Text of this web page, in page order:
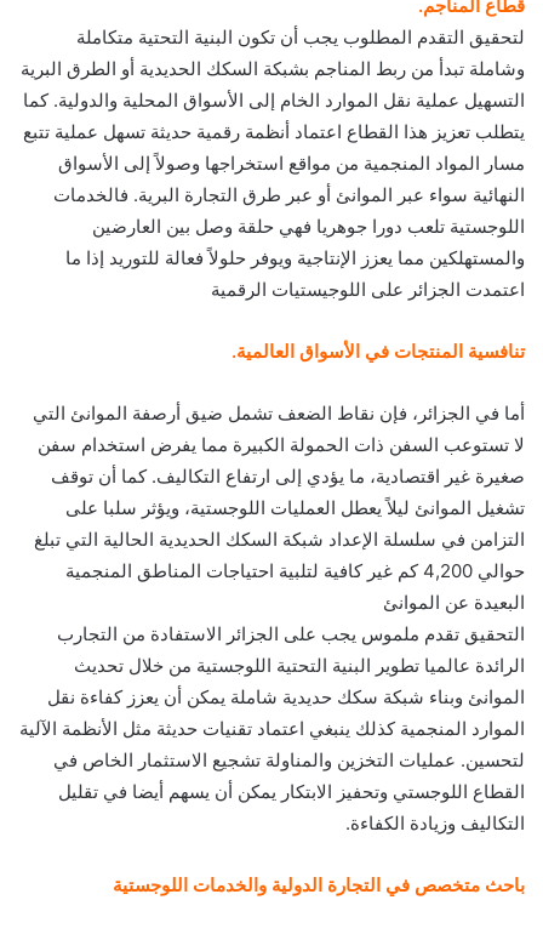
قطاع المناجم.
لتحقيق التقدم المطلوب يجب أن تكون البنية التحتية متكاملة
وشاملة تبدأ من ربط المناجم بشبكة السكك الحديدية أو الطرق البرية
التسهيل عملية نقل الموارد الخام إلى الأسواق المحلية والدولية. كما
يتطلب تعزيز هذا القطاع اعتماد أنظمة رقمية حديثة تسهل عملية تتبع
مسار المواد المنجمية من مواقع استخراجها وصولاً إلى الأسواق
النهائية سواء عبر الموانئ أو عبر طرق التجارة البرية. فالخدمات
اللوجستية تلعب دورا جوهريا فهي حلقة وصل بين العارضين
والمستهلكين مما يعزز الإنتاجية ويوفر حلولاً فعالة للتوريد إذا ما
اعتمدت الجزائر على اللوجيستيات الرقمية
تنافسية المنتجات في الأسواق العالمية.
أما في الجزائر، فإن نقاط الضعف تشمل ضيق أرصفة الموانئ التي
لا تستوعب السفن ذات الحمولة الكبيرة مما يفرض استخدام سفن
صغيرة غير اقتصادية، ما يؤدي إلى ارتفاع التكاليف. كما أن توقف
تشغيل الموانئ ليلاً يعطل العمليات اللوجستية، ويؤثر سلبا على
التزامن في سلسلة الإعداد شبكة السكك الحديدية الحالية التي تبلغ
حوالي 4,200 كم غير كافية لتلبية احتياجات المناطق المنجمية
البعيدة عن الموانئ
التحقيق تقدم ملموس يجب على الجزائر الاستفادة من التجارب
الرائدة عالميا تطوير البنية التحتية اللوجستية من خلال تحديث
الموانئ وبناء شبكة سكك حديدية شاملة يمكن أن يعزز كفاءة نقل
الموارد المنجمية كذلك ينبغي اعتماد تقنيات حديثة مثل الأنظمة الآلية
لتحسين. عمليات التخزين والمناولة تشجيع الاستثمار الخاص في
القطاع اللوجستي وتحفيز الابتكار يمكن أن يسهم أيضا في تقليل
التكاليف وزيادة الكفاءة.
باحث متخصص في التجارة الدولية والخدمات اللوجستية